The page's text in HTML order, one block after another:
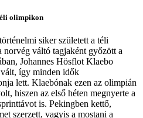
olimpikon
siker született a téli
váltó tagjaként győzött a
Johannes Hösflot Klaebo
így minden idők
lett. Klaebónak ezen az olimpián
hiszen az első héten megnyerte a
is. Pekingben kettő,
szerzett, vagyis a mostani a